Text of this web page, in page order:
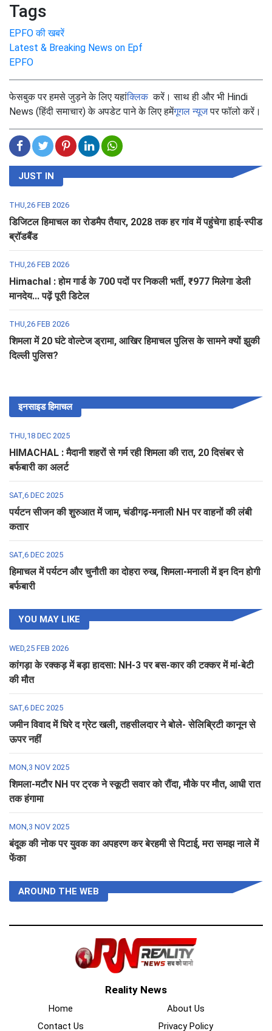
Tags
EPFO की खबरें
Latest & Breaking News on Epf
EPFO
फेसबुक पर हमसे जुड़ने के लिए यहांक्लिककरें। साथ ही और भी Hindi
News (हिंदी समाचार) के अपडेट पाने के लिए हमेंगूगल न्यूजपर फॉलो करें।
JUST IN
THU,26 FEB 2026
डिजिटल हिमाचल का रोडमैप तैयार, 2028 तक हर गांव में पहुंचेगा हाई-स्पीड
ब्रॉडबैंड
THU,26 FEB 2026
Himachal : होम गार्ड के 700 पदों पर निकली भर्ती, ₹977 मिलेगा डेली
मानदेय... पढ़ें पूरी डिटेल
THU,26 FEB 2026
शिमला में 20 घंटे वोल्टेज ड्रामा, आखिर हिमाचल पुलिस के सामने क्यों झुकी
दिल्ली पुलिस?
इनसाइड हिमाचल
THU,18 DEC 2025
HIMACHAL : मैदानी शहरों से गर्म रही शिमला की रात, 20 दिसंबर से
बर्फबारी का अलर्ट
SAT,6 DEC 2025
पर्यटन सीजन की शुरुआत में जाम, चंडीगढ़-मनाली NH पर वाहनों की लंबी
कतार
SAT,6 DEC 2025
हिमाचल में पर्यटन और चुनौती का दोहरा रुख, शिमला-मनाली में इन दिन होगी
बर्फबारी
YOU MAY LIKE
WED,25 FEB 2026
कांगड़ा के रक्कड़ में बड़ा हादसा: NH-3 पर बस-कार की टक्कर में मां-बेटी
की मौत
SAT,6 DEC 2025
जमीन विवाद में घिरे द ग्रेट खली, तहसीलदार ने बोले- सेलिब्रिटी कानून से
ऊपर नहीं
MON,3 NOV 2025
शिमला-मटौर NH पर ट्रक ने स्कूटी सवार को रौंदा, मौके पर मौत, आधी रात
तक हंगामा
MON,3 NOV 2025
बंदूक की नोक पर युवक का अपहरण कर बेरहमी से पिटाई, मरा समझ नाले में
फेंका
AROUND THE WEB
Reality News
Home
About Us
Contact Us
Privacy Policy